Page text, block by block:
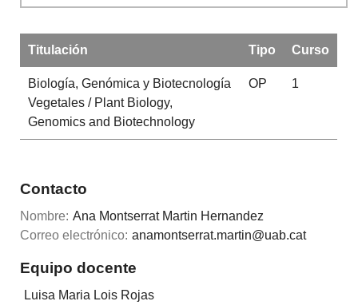
Titulación Tipo Curso
Biología, Genómica y Biotecnología
Vegetales / Plant Biology,
Genomics and Biotechnology
OP 1
Contacto
Nombre: Ana Montserrat Martin Hernandez
Correo electrónico: anamontserrat.martin@uab.cat
Equipo docente
Luisa Maria Lois Rojas